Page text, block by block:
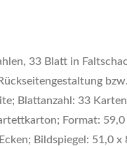
33 Blatt in
bzw.
Blattanzahl: 33
Format: 59,0
Bildspiegel: 51,0 x